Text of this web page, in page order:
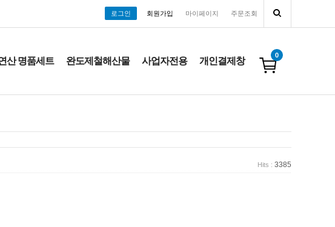
로그인 회원가입 마이페이지 주문조회
산 명품세트 완도제철해산물 사업자전용 개인결제창
0
Hits : 3385